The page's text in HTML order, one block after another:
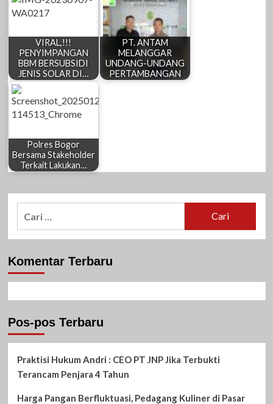
VIRAL,!!!
PENYIMPANGAN
BBM BERSUBSIDI
JENIS SOLAR DI…
PT. ANTAM
MELANGGAR
UNDANG-UNDANG
PERTAMBANGAN
Polres Bogor
Bersama Stakeholder
Terkait Lakukan…
Komentar Terbaru
Pos-pos Terbaru
Praktisi Hukum Andri : CEO PT JNP Jika Terbukti
Terancam Penjara 4 Tahun
Harga Pangan Berfluktuasi, Pedagang Kuliner di Pasar